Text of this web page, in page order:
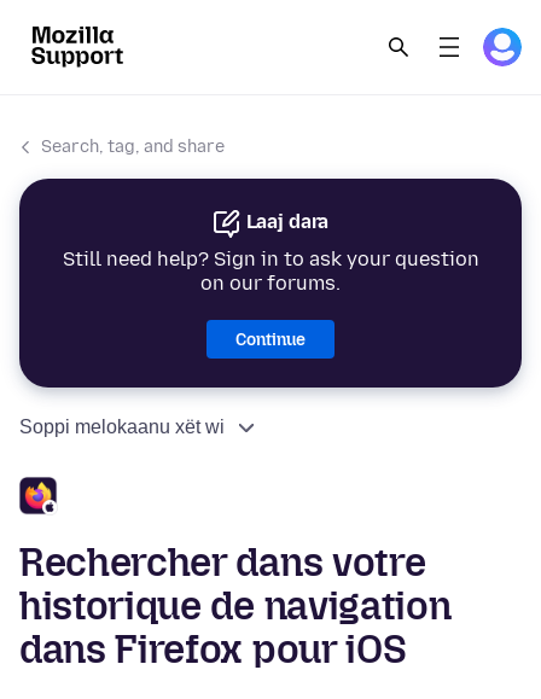
Search, tag, and share
Laaj dara
Still need help? Sign in to ask your question
on our forums.
Continue
Soppi melokaanu xët wi
Rechercher dans votre
historique de navigation
dans Firefox pour iOS